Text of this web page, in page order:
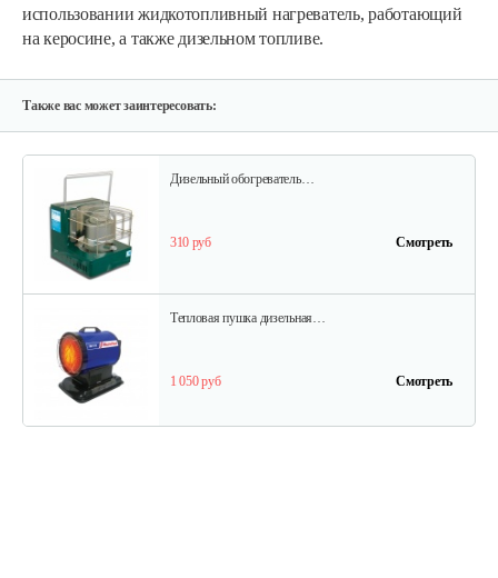
использовании жидкотопливный нагреватель, работающий
на керосине, а также дизельном топливе.
Также вас может заинтересовать:
Дизельный обогреватель…
310 руб Смотреть
Тепловая пушка дизельная…
1 050 руб Смотреть